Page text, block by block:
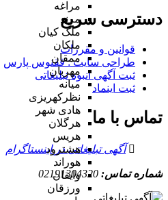
مراغه
مرند
ملک کیان
ملکان
ممقان
مهربان
میانه
نظرکهریزی
هادی شهر
هرگلان
هریس
هشترود
هوراند
وایقان
ورزقان
دسترسی سریع
قوانین و مقررات
طراحی سایت : ققنوس پارس
ثبت آگهی انبوه تبلیغاتی
ثبت اینماد
تماس با ما
آگهی تبلیغاتی در اینستاگرام
شماره تماس: 02191304320